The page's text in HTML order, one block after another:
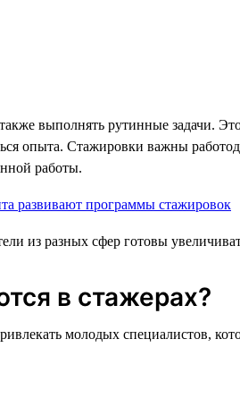
выполнять рутинные задачи.
опыта. Стажировки важны
работы.
из разных сфер готовы
в стажерах?
молодых специалистов,